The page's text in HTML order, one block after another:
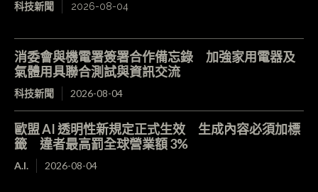
科技新聞 2026-08-04
消委會與機電署簽署合作備忘錄 加強家用電器及
氣體用具聯合測試與資訊交流
科技新聞 2026-08-04
歐盟 AI 透明性新規定正式生效 生成內容必須加標
籤 違者最高罰全球營業額 3%
A.I. 2026-08-04